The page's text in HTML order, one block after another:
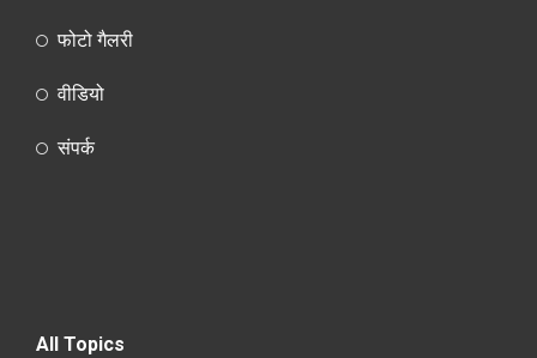
फोटो गैलरी
वीडियो
संपर्क
All Topics